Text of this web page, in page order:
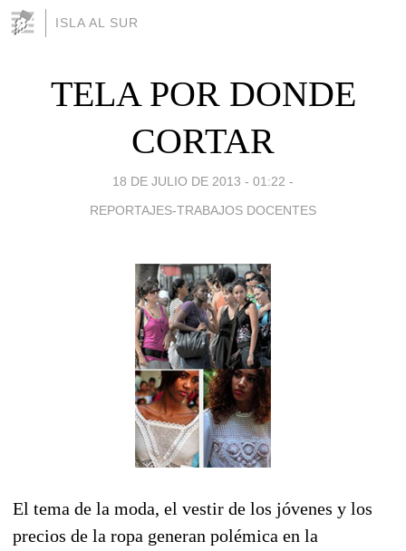
ISLA AL SUR
TELA POR DONDE
CORTAR
18 DE JULIO DE 2013 - 01:22 -
REPORTAJES-TRABAJOS DOCENTES
El tema de la moda, el vestir de los jóvenes y los
precios de la ropa generan polémica en la